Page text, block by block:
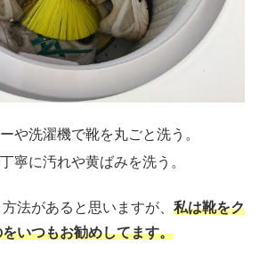
や洗濯機で靴を丸ごと洗う。
寧に汚れや黄ばみを洗う。
法があると思いますが、 私は靴をク
いつもお勧めしてます。